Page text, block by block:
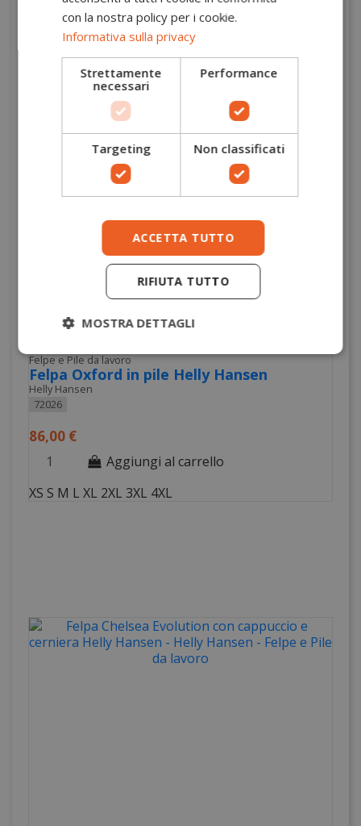
Felpe e Pile da lavoro
Felpa Kensington con cerniera Helly
Helly Hansen
Aggiungi al carrello
2XL3XL4XL
Felpe e Pile da lavoro
Felpa Oxford in pile Helly Hansen
Helly Hansen
72026
86,00 €
Aggiungi al carrello
XS S M L XL 2XL 3XL 4XL
con la nostra policy per i cookie.
Informativa sulla privacy
Strettamente
necessari
Performance
Targeting Non classificati
ACCETTA TUTTO
RIFIUTA TUTTO
MOSTRA DETTAGLI